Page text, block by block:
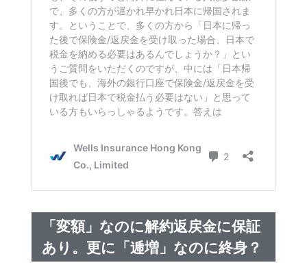
「変額」なのに解約返戻金に保証
あり。更に「逓増」なのに終身？